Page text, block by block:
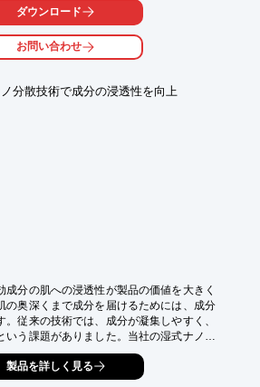
用
ダウンロード
お問い合わせ
ノ分散技術で成分の浸透性を向上
成分の肌への浸透性が製品の価値を大きく
の奥深くまで成分を届けるためには、成分
。従来の技術では、成分が凝集しやすく、
いう課題がありました。当社の湿式ナノ分
イザーNAGS20」は、この課題を解決し、
飛躍的に向上させます。
製品を詳しく見る